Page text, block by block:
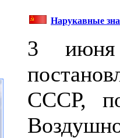
Нарукавные
3 июня
СССР,